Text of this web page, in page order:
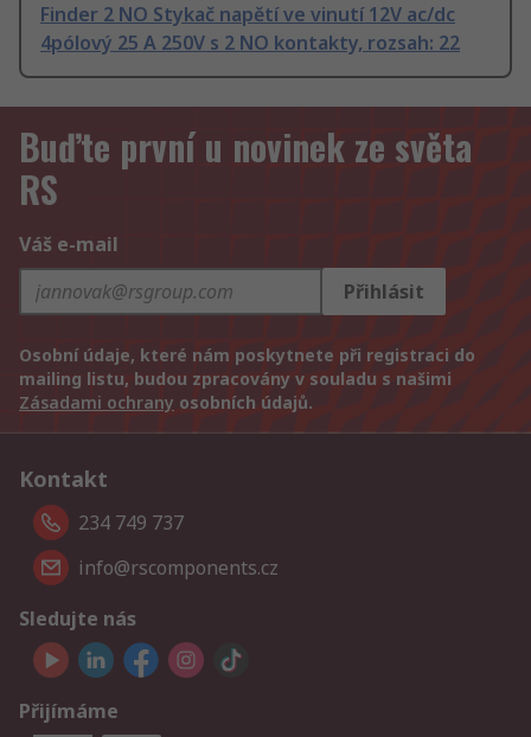
Finder 2 NO Stykač napětí ve vinutí 12V ac/dc
4pólový 25 A 250V s 2 NO kontakty, rozsah: 22
Buďte první u novinek ze světa
RS
Váš e-mail
Přihlásit
Osobní údaje, které nám poskytnete při registraci do
mailing listu, budou zpracovány v souladu s našimi
Zásadami ochrany osobních údajů.
Kontakt
234 749 737
info@rscomponents.cz
Sledujte nás
Přijímáme